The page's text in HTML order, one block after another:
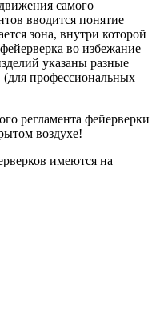
самого
вводится понятие
зона, внутри которой
во избежание
указаны разные
профессиональных
регламента фейерверки
воздухе!
имеются на